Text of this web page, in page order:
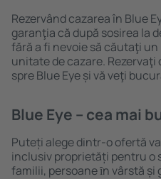
Rezervând cazarea în Blue
garanţia că după sosirea la
fără a fi nevoie să căutaţi
unitate de cazare.
spre Blue Eye și vă veţi
Blue Eye – cea mai
Puteți alege dintr-o ofertă
inclusiv proprietăți pentru o
familii, persoane ȋn vârstă și